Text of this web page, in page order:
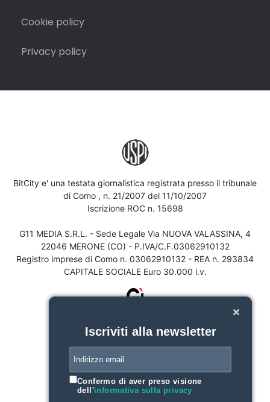
Cookie policy
Privacy policy
BitCity e' una testata giornalistica registrata presso il tribunale
di Como , n. 21/2007 del 11/10/2007
Iscrizione ROC n. 15698
G11 MEDIA S.R.L. - Sede Legale Via NUOVA VALASSINA, 4
22046 MERONE (CO) - P.IVA/C.F.03062910132
Registro imprese di Como n. 03062910132 - REA n. 293834
CAPITALE SOCIALE Euro 30.000 i.v.
Iscriviti alla newsletter
Confermo di aver preso visione
dell'informativa sulla privacy